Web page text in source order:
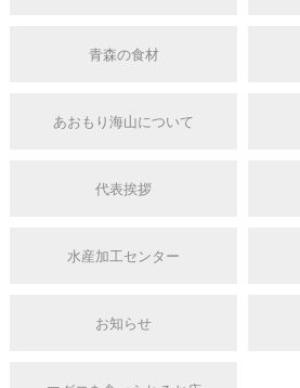
青森の食材
あおもり海山について
代表挨拶
水産加工センター
お知らせ